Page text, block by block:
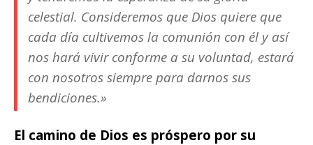
celestial. Consideremos que Dios quiere que
cada día cultivemos la comunión con él y así
nos hará vivir conforme a su voluntad, estará
con nosotros siempre para darnos sus
bendiciones.»
El camino de Dios es próspero por su